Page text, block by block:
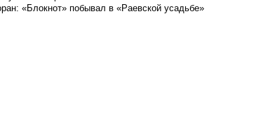
«Блокнот» побывал в «Раевской усадьбе»